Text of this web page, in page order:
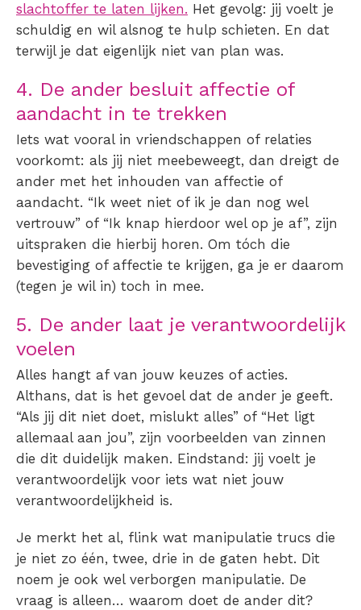
slachtoffer te laten lijken. Het gevolg: jij voelt je
schuldig en wil alsnog te hulp schieten. En dat
terwijl je dat eigenlijk niet van plan was.
4. De ander besluit affectie of
aandacht in te trekken
Iets wat vooral in vriendschappen of relaties
voorkomt: als jij niet meebeweegt, dan dreigt de
ander met het inhouden van affectie of
aandacht. “Ik weet niet of ik je dan nog wel
vertrouw” of “Ik knap hierdoor wel op je af”, zijn
uitspraken die hierbij horen. Om tóch die
bevestiging of affectie te krijgen, ga je er daarom
(tegen je wil in) toch in mee.
5. De ander laat je verantwoordelijk
voelen
Alles hangt af van jouw keuzes of acties.
Althans, dat is het gevoel dat de ander je geeft.
“Als jij dit niet doet, mislukt alles” of “Het ligt
allemaal aan jou”, zijn voorbeelden van zinnen
die dit duidelijk maken. Eindstand: jij voelt je
verantwoordelijk voor iets wat niet jouw
verantwoordelijkheid is.
Je merkt het al, flink wat manipulatie trucs die
je niet zo één, twee, drie in de gaten hebt. Dit
noem je ook wel verborgen manipulatie. De
vraag is alleen… waarom doet de ander dit?